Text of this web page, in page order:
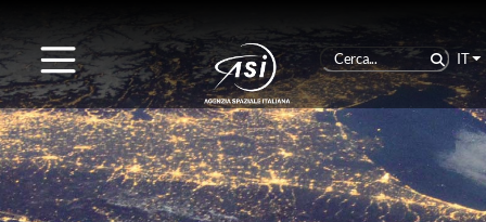
IT